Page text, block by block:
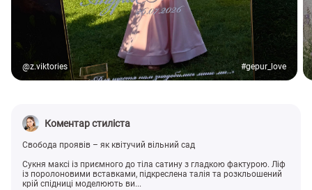
@z.viktories #gepur_love
Коментар стиліста
Свобода проявів – як квітучий вільний сад
Сукня максі із приємного до тіла сатину з гладкою фактурою. Ліф
із поролоновими вставками, підкреслена талія та розкльошений
крій спідниці моделюють ви...